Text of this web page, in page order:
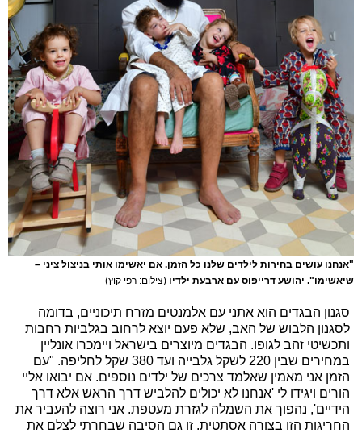
"אנחנו עושים בחירות לילדים שלנו כל הזמן. אם יאשימו אותי בניצול ציני –
שיאשימו". יהושע דרייפוס עם ארבעת ילדיו (צילום: רפי קוץ)
סגנון הבגדים הוא אתני עם אלמנטים מזרח תיכוניים, בדומה
לסגנון הלבוש של האב, שלא פעם יוצא לרחוב בגלביות רחבות
ותכשיטי זהב לגופו. הבגדים מיוצרים בישראל ויימכרו אונליין
במחירים שבין 220 לשקל גלבייה ועד 380 שקל לחליפה. "עם
הזמן אני מאמין שאלמד צרכים של ילדים נוספים. אם יבואו אליי
הורים ויגידו לי 'אנחנו לא יכולים להלביש דרך הראש אלא דרך
הידיים', נהפוך את השמלה לגזרת מעטפת. אני רוצה להעביר את
החריגות הזו בצורה אסתטית. זו גם הסיבה שבחרתי לצלם את